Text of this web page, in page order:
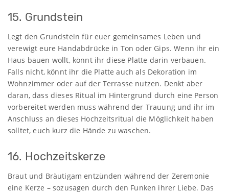
15. Grundstein
Legt den Grundstein für euer gemeinsames Leben und
verewigt eure Handabdrücke in Ton oder Gips. Wenn ihr ein
Haus bauen wollt, könnt ihr diese Platte darin verbauen.
Falls nicht, könnt ihr die Platte auch als Dekoration im
Wohnzimmer oder auf der Terrasse nutzen. Denkt aber
daran, dass dieses Ritual im Hintergrund durch eine Person
vorbereitet werden muss während der Trauung und ihr im
Anschluss an dieses Hochzeitsritual die Möglichkeit haben
solltet, euch kurz die Hände zu waschen.
16. Hochzeitskerze
Braut und Bräutigam entzünden während der Zeremonie
eine Kerze – sozusagen durch den Funken ihrer Liebe. Das